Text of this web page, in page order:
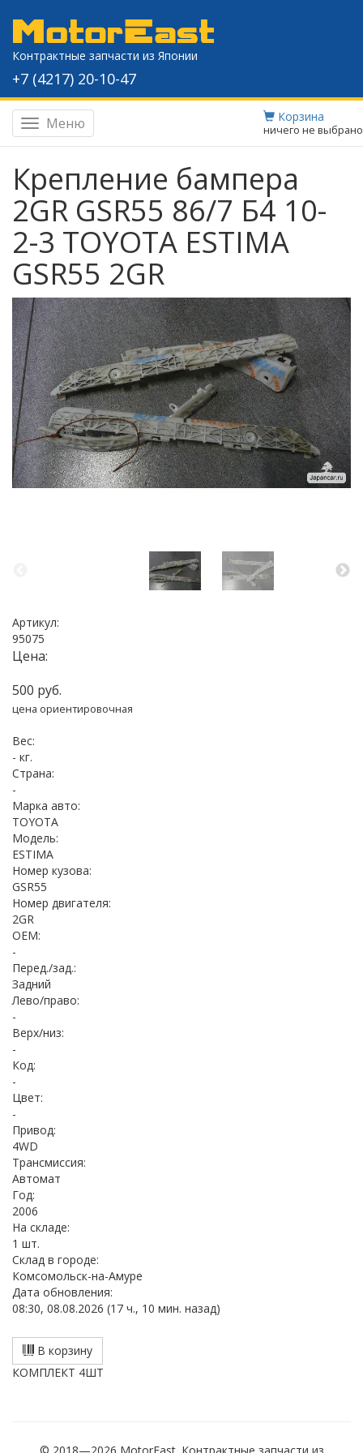
Контрактные запчасти из Японии
+7 (4217) 20-10-47
Корзина
ничего не выбрано
Меню
Навигация
Крепление бампера
2GR GSR55 86/7 Б4 10-
2-3 TOYOTA ESTIMA
GSR55 2GR
Артикул:
95075
Цена:
500 руб.
цена ориентировочная
Вес:
- кг.
Страна:
-
Марка авто:
TOYOTA
Модель:
ESTIMA
Номер кузова:
GSR55
Номер двигателя:
2GR
OEM:
-
Перед./зад.:
Задний
Лево/право:
-
Верх/низ:
-
Код:
-
Цвет:
-
Привод:
4WD
Трансмиссия:
Автомат
Год:
2006
На складе:
1 шт.
Cклад в городе:
Комсомольск-на-Амуре
Дата обновления:
08:30, 08.08.2026 (17 ч., 10 мин. назад)
В корзину
КОМПЛЕКТ 4ШТ
© 2018—2026 MotorEast. Контрактные запчасти из